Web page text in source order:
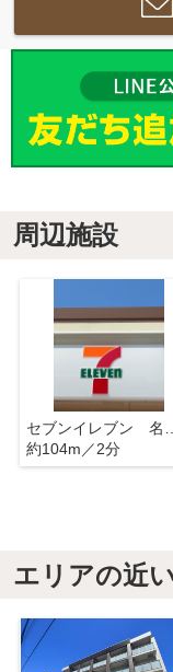
周辺施設
約104m／2分
エリアの近